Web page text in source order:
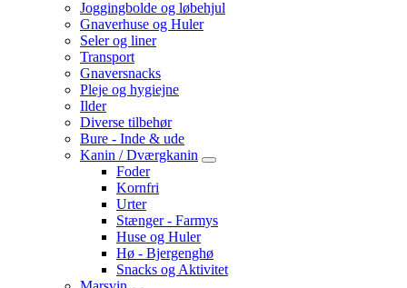
Joggingbolde og løbehjul
Gnaverhuse og Huler
Seler og liner
Transport
Gnaversnacks
Pleje og hygiejne
Ilder
Diverse tilbehør
Bure - Inde & ude
Kanin / Dværgkanin
Foder
Kornfri
Urter
Stænger - Farmys
Huse og Huler
Hø - Bjergenghø
Snacks og Aktivitet